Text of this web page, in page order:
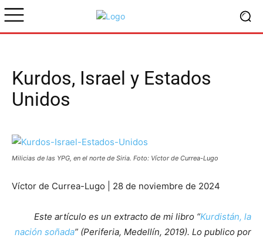
Kurdos, Israel y Estados
Unidos
Milicias de las YPG, en el norte de Siria. Foto: Víctor de Currea-Lugo
Víctor de Currea-Lugo | 28 de noviembre de 2024
Este artículo es un extracto de mi libro “Kurdistán, la
nación soñada” (Periferia, Medellín, 2019). Lo publico por